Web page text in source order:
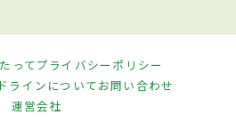
ってプライバシーポリシー
ラインについてお問い合わせ
運営会社